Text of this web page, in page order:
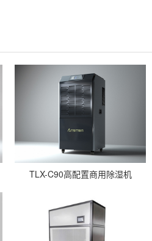
TLX-C90高配置商用除湿机